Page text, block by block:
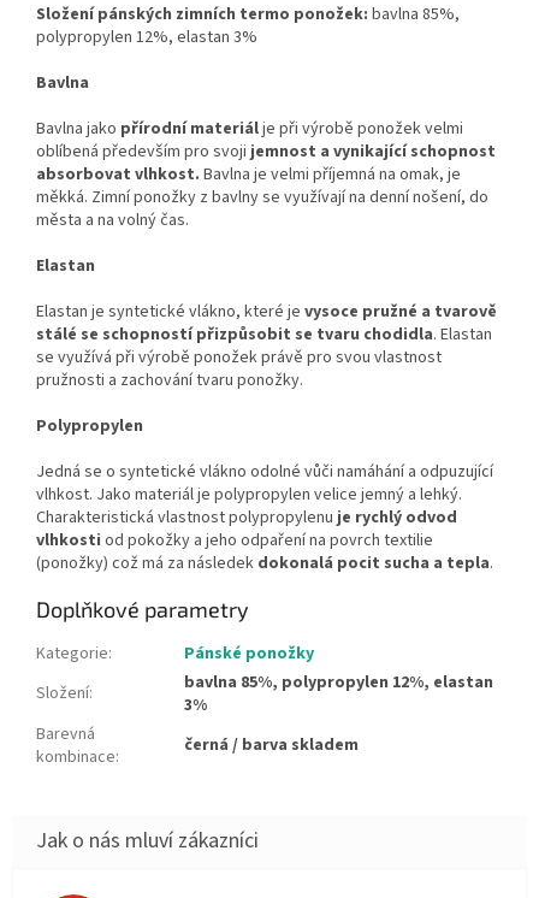
Složení pánských zimních termo ponožek: bavlna 85%,
polypropylen 12%, elastan 3%
Bavlna
Bavlna jako přírodní materiálje při výrobě ponožek velmi
oblíbená především pro svoji jemnost a vynikající schopnost
absorbovat vlhkost. Bavlna je velmi příjemná na omak, je
měkká. Zimní ponožky z bavlny se využívají na denní nošení, do
města a na volný čas.
Elastan
Elastan je syntetické vlákno, které je vysoce pružné a tvarově
stálé se schopností přizpůsobit se tvaru chodidla. Elastan
se využívá při výrobě ponožek právě pro svou vlastnost
pružnosti a zachování tvaru ponožky.
Polypropylen
Jedná se o syntetické vlákno odolné vůči namáhání a odpuzující
vlhkost. Jako materiál je polypropylen velice jemný a lehký.
Charakteristická vlastnost polypropylenu je rychlý odvod
vlhkosti od pokožky a jeho odpaření na povrch textilie
(ponožky) což má za následek dokonalá pocit sucha a tepla.
Doplňkové parametry
Kategorie:
Pánské ponožky
Složení:
bavlna 85%, polypropylen 12%, elastan
3%
Barevná
kombinace: černá / barva skladem